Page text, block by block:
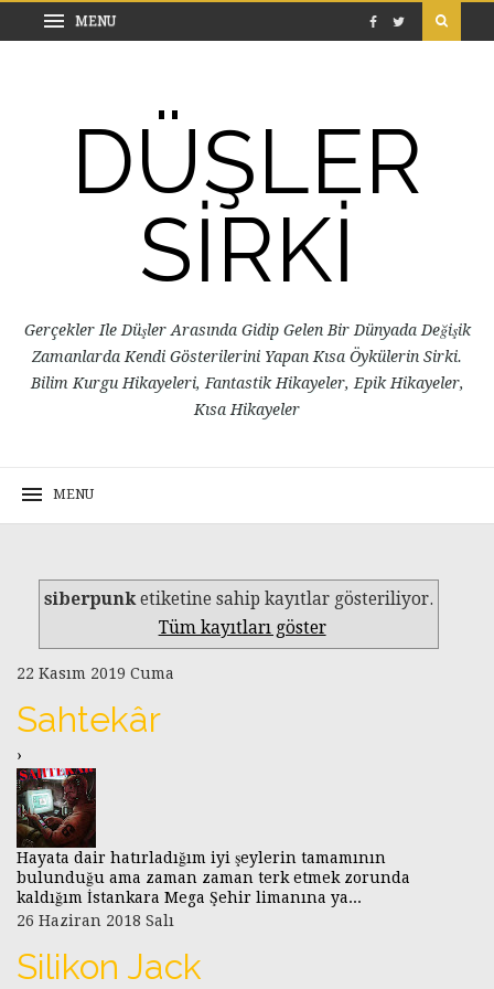
DÜŞLER
SİRKİ
Gerçekler Ile Düşler Arasında Gidip Gelen Bir Dünyada Değişik
Zamanlarda Kendi Gösterilerini Yapan Kısa Öykülerin Sirki.
Bilim Kurgu Hikayeleri, Fantastik Hikayeler, Epik Hikayeler,
Kısa Hikayeler
siberpunketiketine sahip kayıtlar gösteriliyor.
Tüm kayıtları göster
22 Kasım 2019 Cuma
Sahtekâr
›
Hayata dair hatırladığım iyi şeylerin tamamının
bulunduğu ama zaman zaman terk etmek zorunda
kaldığım İstankara Mega Şehir limanına ya...
26 Haziran 2018 Salı
Silikon Jack